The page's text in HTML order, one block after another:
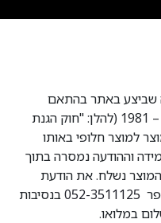
שביצע באתר בהתאם
להוראות חוק הגנת הצרכן, התשמ"א – 1981 (להלן: "חוק הגנת
למוצר חלופי באותו
וההודעה נמסרה בתוך
נשלח. את הודעת
052-3511125בנסיבות
במלואו.